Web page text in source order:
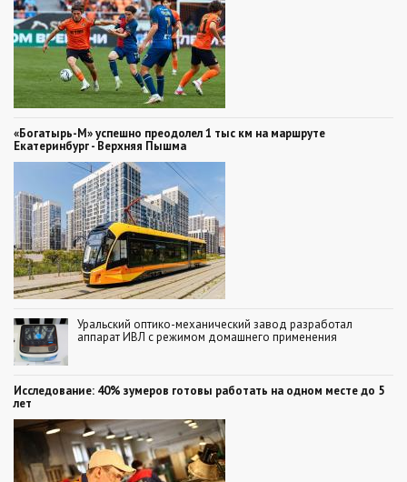
«Богатырь-М» успешно преодолел 1 тыс км на маршруте
Екатеринбург - Верхняя Пышма
Уральский оптико-механический завод разработал
аппарат ИВЛ с режимом домашнего применения
Исследование: 40% зумеров готовы работать на одном месте до 5
лет